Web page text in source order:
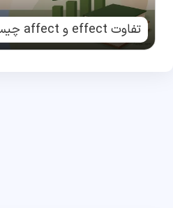
تفاوت effect و affect چیست؟